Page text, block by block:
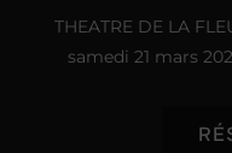
THEATRE DE LA
samedi 21 mars